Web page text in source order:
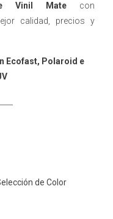
Vinil Matecon
calidad, precios y
Ecofast, Polaroid e
de Color